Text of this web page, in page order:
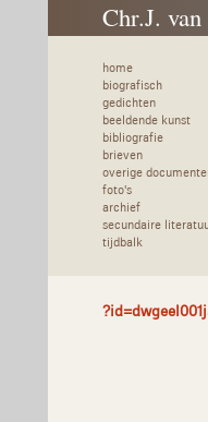
Chr.J.
home
biografisch
gedichten
beeldende kunst
bibliografie
brieven
overige
foto's
archief
secundaire
tijdbalk